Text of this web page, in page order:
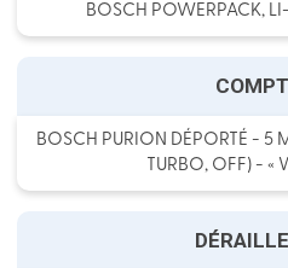
BOSCH POWERPACK,
BOSCH PURION DÉPORTÉ - 5
TURBO, OFF) - «